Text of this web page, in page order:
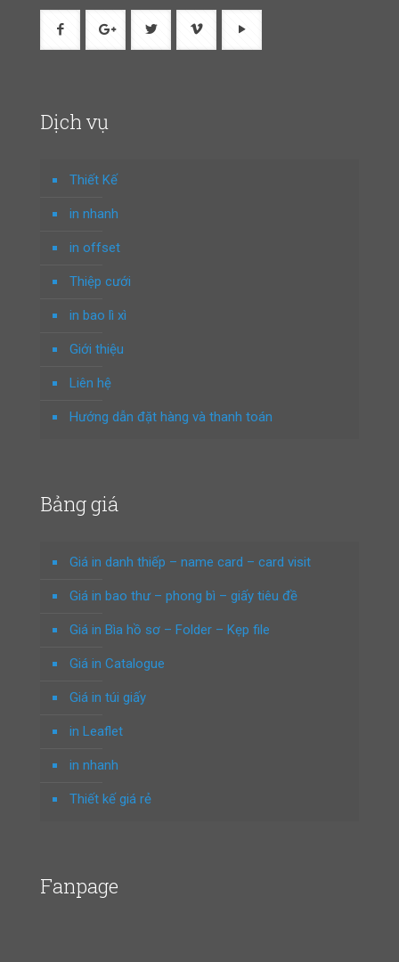
Dịch vụ
Thiết Kế
in nhanh
in offset
Thiệp cưới
in bao lì xì
Giới thiệu
Liên hệ
Hướng dẫn đặt hàng và thanh toán
Bảng giá
Giá in danh thiếp – name card – card visit
Giá in bao thư – phong bì – giấy tiêu đề
Giá in Bìa hồ sơ – Folder – Kẹp file
Giá in Catalogue
Giá in túi giấy
in Leaflet
in nhanh
Thiết kế giá rẻ
Fanpage